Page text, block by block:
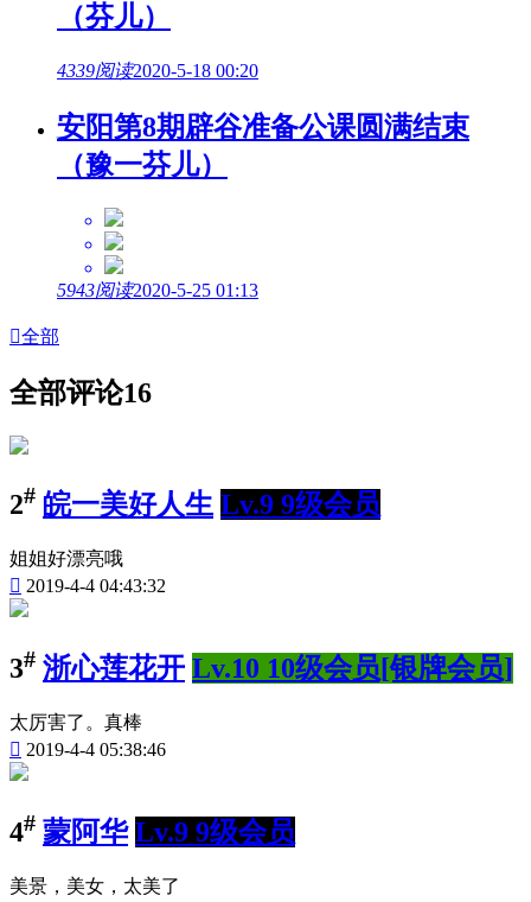
（芬儿）
4339阅读2020-5-18 00:20
安阳第8期辟谷准备公课圆满结束
（豫一芬儿）
5943阅读2020-5-25 01:13
全部
全部评论16
2# 皖一美好人生 Lv.9 9级会员
姐姐好漂亮哦
 2019-4-4 04:43:32
3# 浙心莲花开 Lv.10 10级会员[银牌会员]
太厉害了。真棒
 2019-4-4 05:38:46
4# 蒙阿华 Lv.9 9级会员
美景，美女，太美了